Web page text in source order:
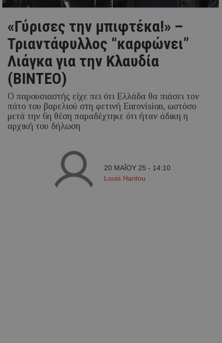
«Γύρισες την μπιφτέκα!» –
Τριαντάφυλλος “καρφώνει”
Λιάγκα για την Κλαυδία
(ΒΙΝΤΕΟ)
Ο παρουσιαστής είχε πει ότι Ελλάδα θα πιάσει τον
πάτο του βαρελιού στη φετινή Eurovision, ωστόσο
μετά την 6η θέση παραδέχτηκε ότι ήταν άδικη η
αρχική του δήλωση
20 ΜΑΪ́ΟΥ 25 - 14:10
Louis Haritou